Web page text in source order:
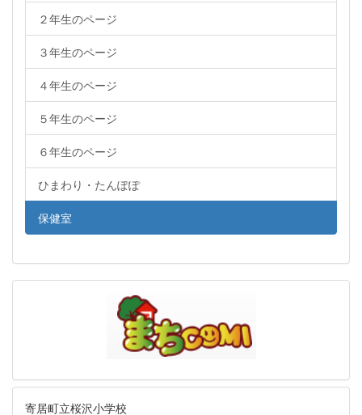
２年生のページ
３年生のページ
４年生のページ
５年生のページ
６年生のページ
ひまわり・たんぽぽ
保健室
寄居町立桜沢小学校